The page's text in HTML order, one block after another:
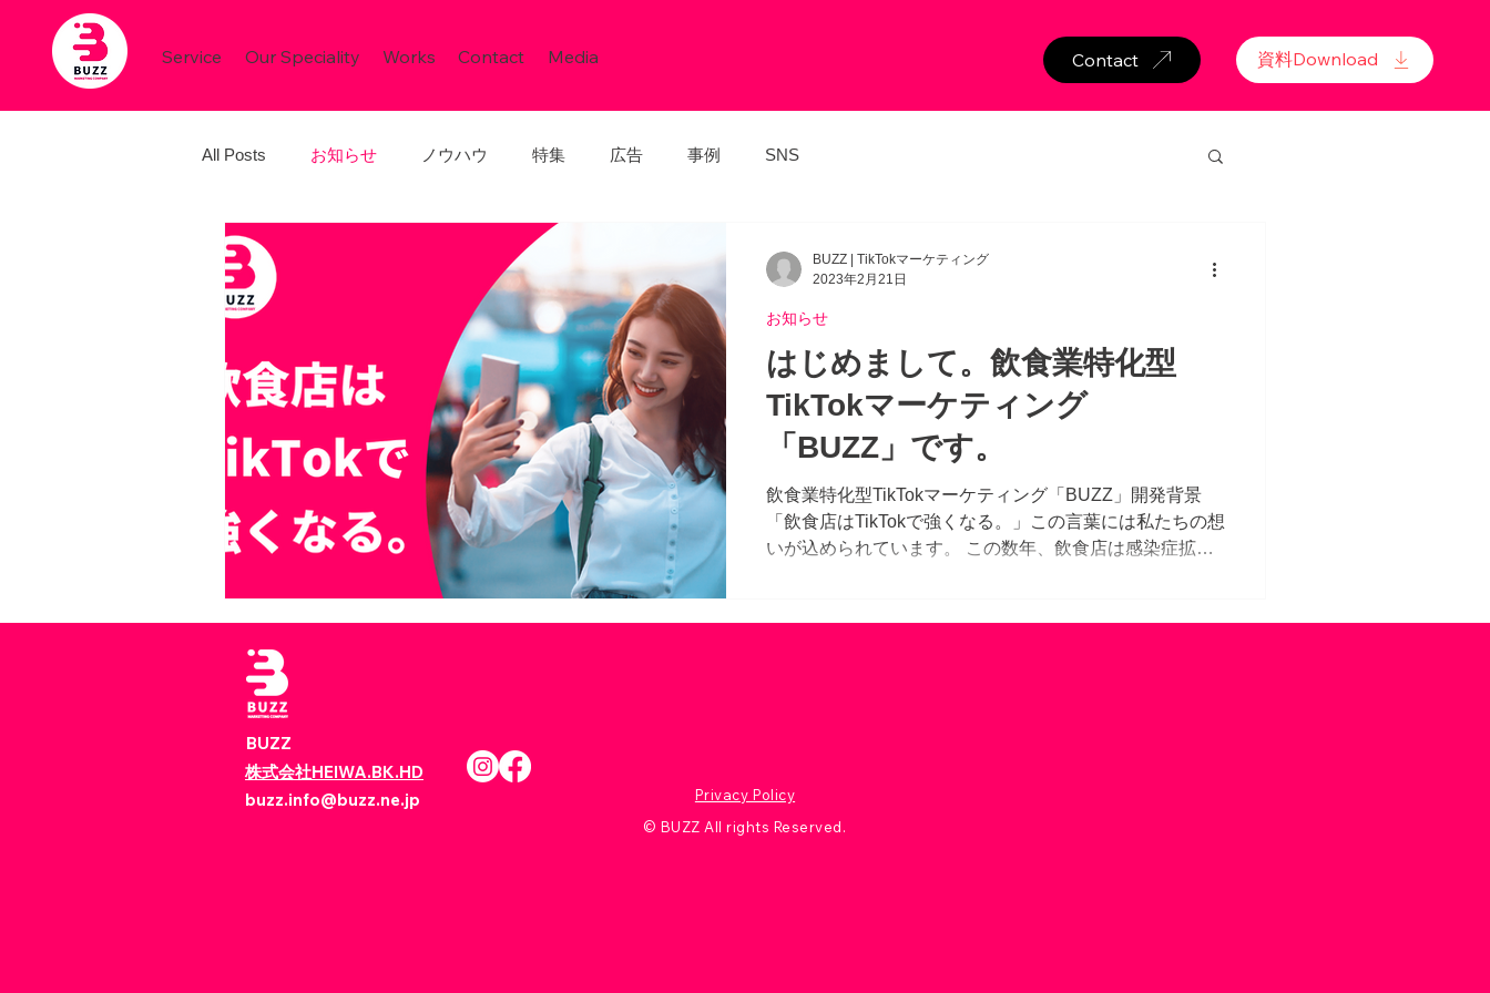
Service Our Speciality Works Contact Media Contact 資料Download
All Posts お知らせ ノウハウ 特集 広告 事例 SNS
はじめまして。飲食業特化型
TikTokマーケティング
「BUZZ」です。
飲食業特化型TikTokマーケティング「BUZZ」開発背景
「飲食店はTikTokで強くなる。」この言葉には私たちの想
いが込められています。 この数年、飲食店は感染症拡大
れが...
お知らせ
BUZZ | TikTokマーケティング
2023年2月21日
BUZZ
株式会社HEIWA.BK.HD
buzz.info@buzz.ne.jp
Privacy Policy
© BUZZ All rights Reserved.